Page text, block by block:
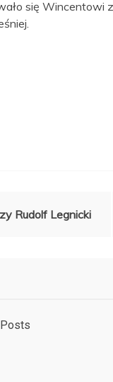
się Wincentowi
Rudolf Legnicki